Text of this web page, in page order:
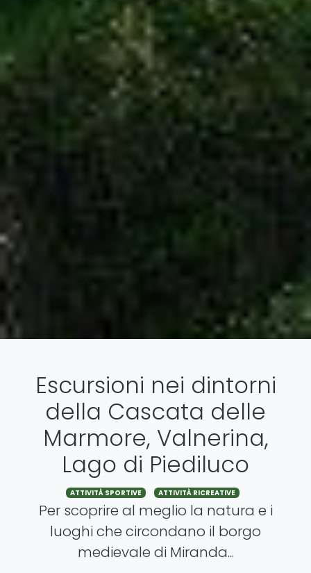
Escursioni nei dintorni
della Cascata delle
Marmore, Valnerina,
Lago di Piediluco
ATTIVITÀ SPORTIVE ATTIVITÀ RICREATIVE
Per scoprire al meglio la natura e i
luoghi che circondano il borgo
medievale di Miranda...